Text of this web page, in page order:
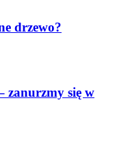
drzewo?
się w